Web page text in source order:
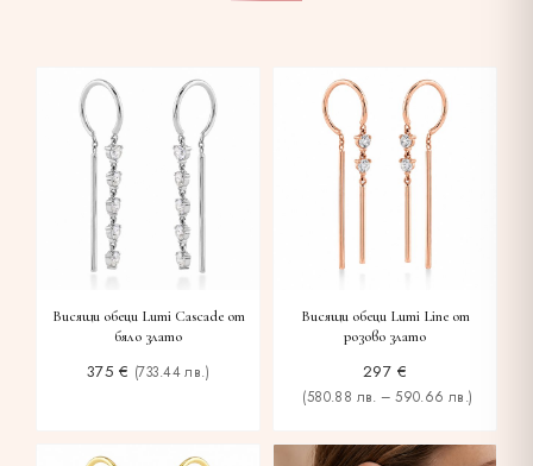
Висящи обеци Lumi Cascade от
бяло злато
375 € (733.44 лв.)
Висящи обеци Lumi Line от
розово злато
297 €
(580.88 лв. – 590.66 лв.)